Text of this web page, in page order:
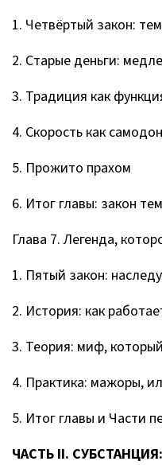
1. Четвёртый закон:
2. Старые деньги:
3. Традиция как
4. Скорость как
5. Прожито прахом
6. Итог главы: закон
Глава 7. Легенда,
1. Пятый закон:
2. История: как
3. Теория: миф,
4. Практика: мажоры,
5. Итог главы и Части
ЧАСТЬ II.